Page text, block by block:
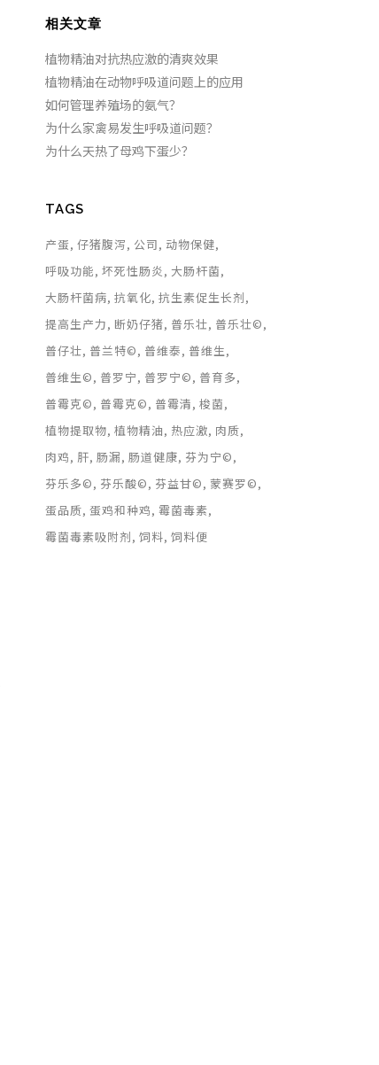
相关文章
植物精油对抗热应激的清爽效果
植物精油在动物呼吸道问题上的应用
如何管理养殖场的氨气？
为什么家禽易发生呼吸道问题？
为什么天热了母鸡下蛋少？
TAGS
产蛋 仔猪腹泻 公司 动物保健
呼吸功能 坏死性肠炎 大肠杆菌
大肠杆菌病 抗氧化 抗生素促生长剂
提高生产力 断奶仔猪 普乐壮 普乐壮©
普仔壮 普兰特© 普维泰 普维生
普维生© 普罗宁 普罗宁© 普育多
普霉克© 普霉克© 普霉清 梭菌
植物提取物 植物精油 热应激 肉质
肉鸡 肝 肠漏 肠道健康 芬为宁©
芬乐多© 芬乐酸© 芬益甘© 蒙赛罗©
蛋品质 蛋鸡和种鸡 霉菌毒素
霉菌毒素吸附剂 饲料 饲料便